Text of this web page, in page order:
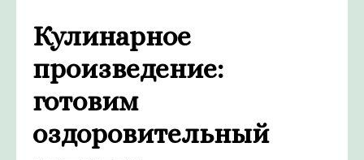
Кулинарное
произведение:
готовим
оздоровительный